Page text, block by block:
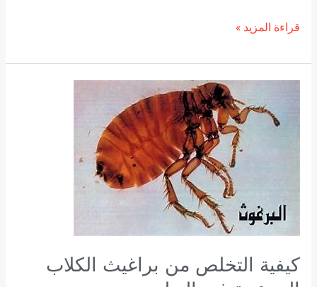
قراءة المزيد »
كيفية التخلص من براغيث الكلاب
كيفية
التخلص
براغيث
في
البطن